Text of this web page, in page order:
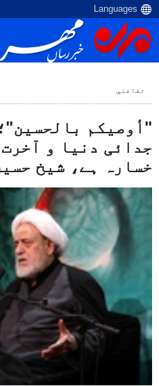
ثقافتي
"أوصیکم
جدائی دنیا و
خسارہ ہے، شیخ